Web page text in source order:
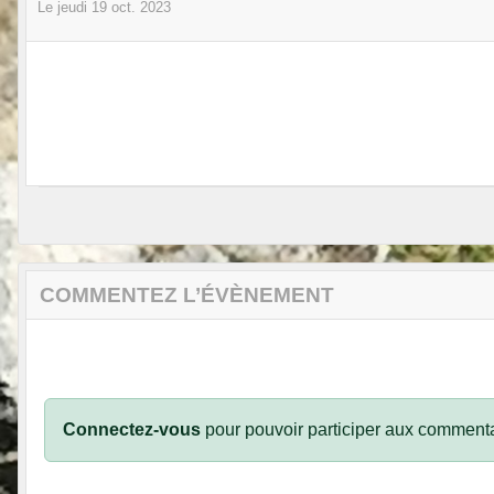
Le jeudi 19 oct. 2023
COMMENTEZ L’ÉVÈNEMENT
Connectez-vous pour pouvoir participer aux